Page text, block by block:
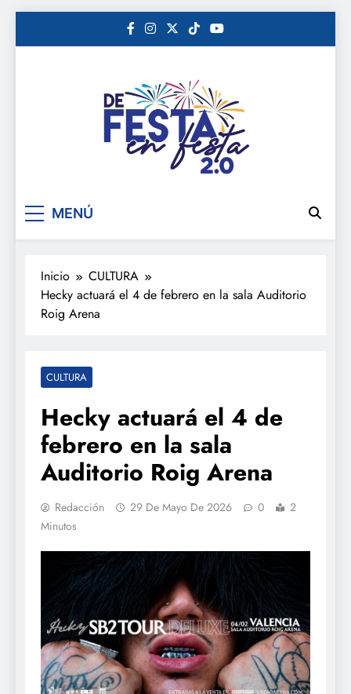
De festa en festa 2.0
MENÚ
Inicio
CULTURA
Hecky actuará el 4 de febrero en la sala Auditorio
Roig Arena
CULTURA
Hecky actuará el 4 de
febrero en la sala
Auditorio Roig Arena
Redacción 29 De Mayo De 2026 0
2
Minutos